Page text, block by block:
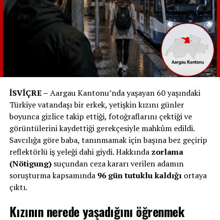
üreticinin belirttiği güvenlik standartlarına
dikkat edilmeli.
Kaza Önleme Danışma Merkezi (BFU)’nun Uyarıları
BFU, banyoda elektrikli cihazların kullanımının
potansiyel risklerini vurguluyor:
Elektrikli cihazların direkt olarak suya veya nemli
ortamlara maruz bırakılmaması gerektiğini
belirtiyor.
Kaçak Akım Koruma Şalteri gibi koruma
mekanizmalarının kullanılmasının önemini
vurguluyor. Bu tür cihazlar, elektrik şoklarına
karşı koruma sağlayabilir ve hayat kurtarabilir.
Bu tür olayların tekrarlanmaması için herkesin elektrikli
gerekli tedbirleri alması hayati önem taşımakta.
İSVİÇRE – Aargau Kantonu’nda yaşayan 60 yaşındaki
Türkiye vatandaşı bir erkek, yetişkin kızını günler
boyunca gizlice takip ettiği, fotoğraflarını çektiği ve
görüntülerini kaydettiği gerekçesiyle mahkûm edildi.
Savcılığa göre baba, tanınmamak için başına bez geçirip
reflektörlü iş yeleği dahi giydi. Hakkında zorlama
(Nötigung)suçundan ceza kararı verilen adamın
soruşturma kapsamında 96 gün tutuklu kaldığıortaya
çıktı.
Kızının nerede yaşadığını öğrenmek